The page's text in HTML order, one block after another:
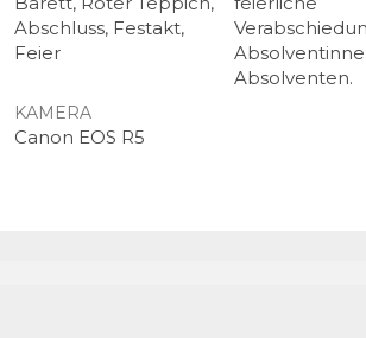
Abschluss, Festakt,
Feier
Absolventen.
KAMERA
Canon EOS R5